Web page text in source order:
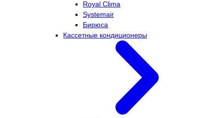
Royal Clima
Systemair
Бирюса
Кассетные кондиционеры